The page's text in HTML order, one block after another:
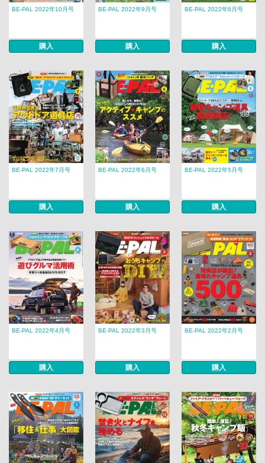
BE-PAL 2022年10月号
購入
BE-PAL 2022年9月号
購入
BE-PAL 2022年8月号
購入
BE-PAL 2022年7月号
購入
BE-PAL 2022年6月号
購入
BE-PAL 2022年5月号
購入
BE-PAL 2022年4月号
購入
BE-PAL 2022年3月号
購入
BE-PAL 2022年2月号
購入